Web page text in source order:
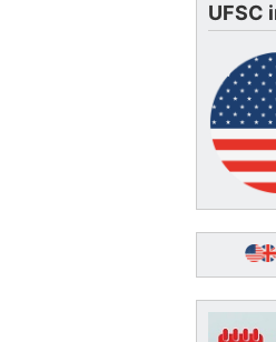
UFSC